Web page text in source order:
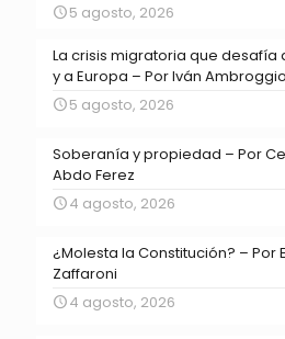
5 agosto, 2026
La crisis migratoria que desafía
y a Europa – Por Iván Ambroggio
5 agosto, 2026
Soberanía y propiedad – Por
Abdo Ferez
4 agosto, 2026
¿Molesta la Constitución? – Por
Zaffaroni
4 agosto, 2026